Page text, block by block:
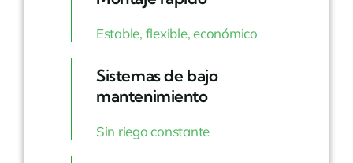
Estable, flexible, económico
Sistemas de bajo
mantenimiento
Sin riego constante